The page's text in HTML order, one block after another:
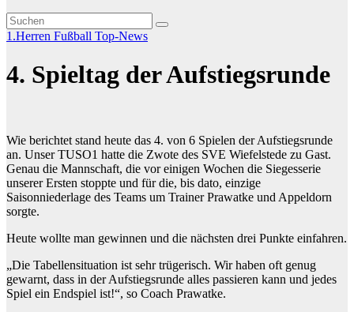
1.Herren Fußball Top-News
4. Spieltag der Aufstiegsrunde
Wie berichtet stand heute das 4. von 6 Spielen der Aufstiegsrunde
an. Unser TUSO1 hatte die Zwote des SVE Wiefelstede zu Gast.
Genau die Mannschaft, die vor einigen Wochen die Siegesserie
unserer Ersten stoppte und für die, bis dato, einzige
Saisonniederlage des Teams um Trainer Prawatke und Appeldorn
sorgte.
Heute wollte man gewinnen und die nächsten drei Punkte einfahren.
„Die Tabellensituation ist sehr trügerisch. Wir haben oft genug
gewarnt, dass in der Aufstiegsrunde alles passieren kann und jedes
Spiel ein Endspiel ist!“, so Coach Prawatke.